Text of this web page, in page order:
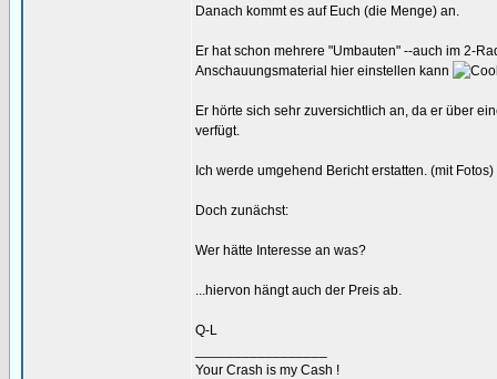
Danach kommt es auf Euch (die Menge) an.
Er hat schon mehrere "Umbauten" --auch im 2-
Anschauungsmaterial hier einstellen kann
Er hörte sich sehr zuversichtlich an, da er über
verfügt.
Ich werde umgehend Bericht erstatten. (mit Fotos)
Doch zunächst:
Wer hätte Interesse an was?
...hiervon hängt auch der Preis ab.
Q-L
Your Crash is my Cash !